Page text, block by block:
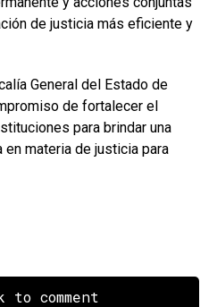
de justicia más eficiente y
General del Estado de
de fortalecer el
para brindar una
materia de justicia para
to comment